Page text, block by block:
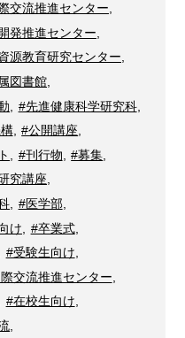
交流推進センター
発推進センター
源教育研究センター,
図書館,
#先進健康科学研究科,
, #公開講座
#刊行物 #募集
究講座,
, #医学部,
け #卒業式,
#受験生向け
交流推進センター
#在校生向け
,